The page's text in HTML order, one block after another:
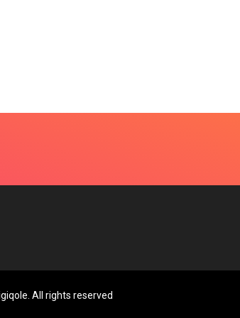
All rights reserved